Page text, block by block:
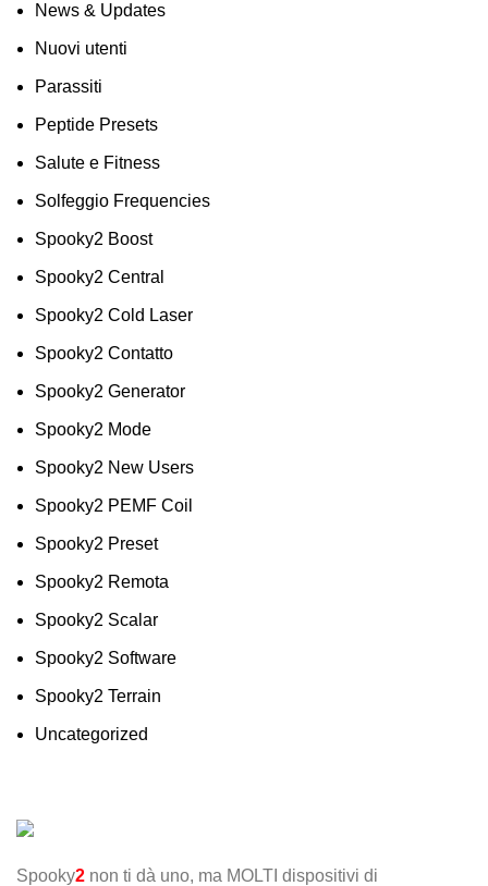
News & Updates
Nuovi utenti
Parassiti
Peptide Presets
Salute e Fitness
Solfeggio Frequencies
Spooky2 Boost
Spooky2 Central
Spooky2 Cold Laser
Spooky2 Contatto
Spooky2 Generator
Spooky2 Mode
Spooky2 New Users
Spooky2 PEMF Coil
Spooky2 Preset
Spooky2 Remota
Spooky2 Scalar
Spooky2 Software
Spooky2 Terrain
Uncategorized
Spooky2 non ti dà uno, ma MOLTI dispositivi di